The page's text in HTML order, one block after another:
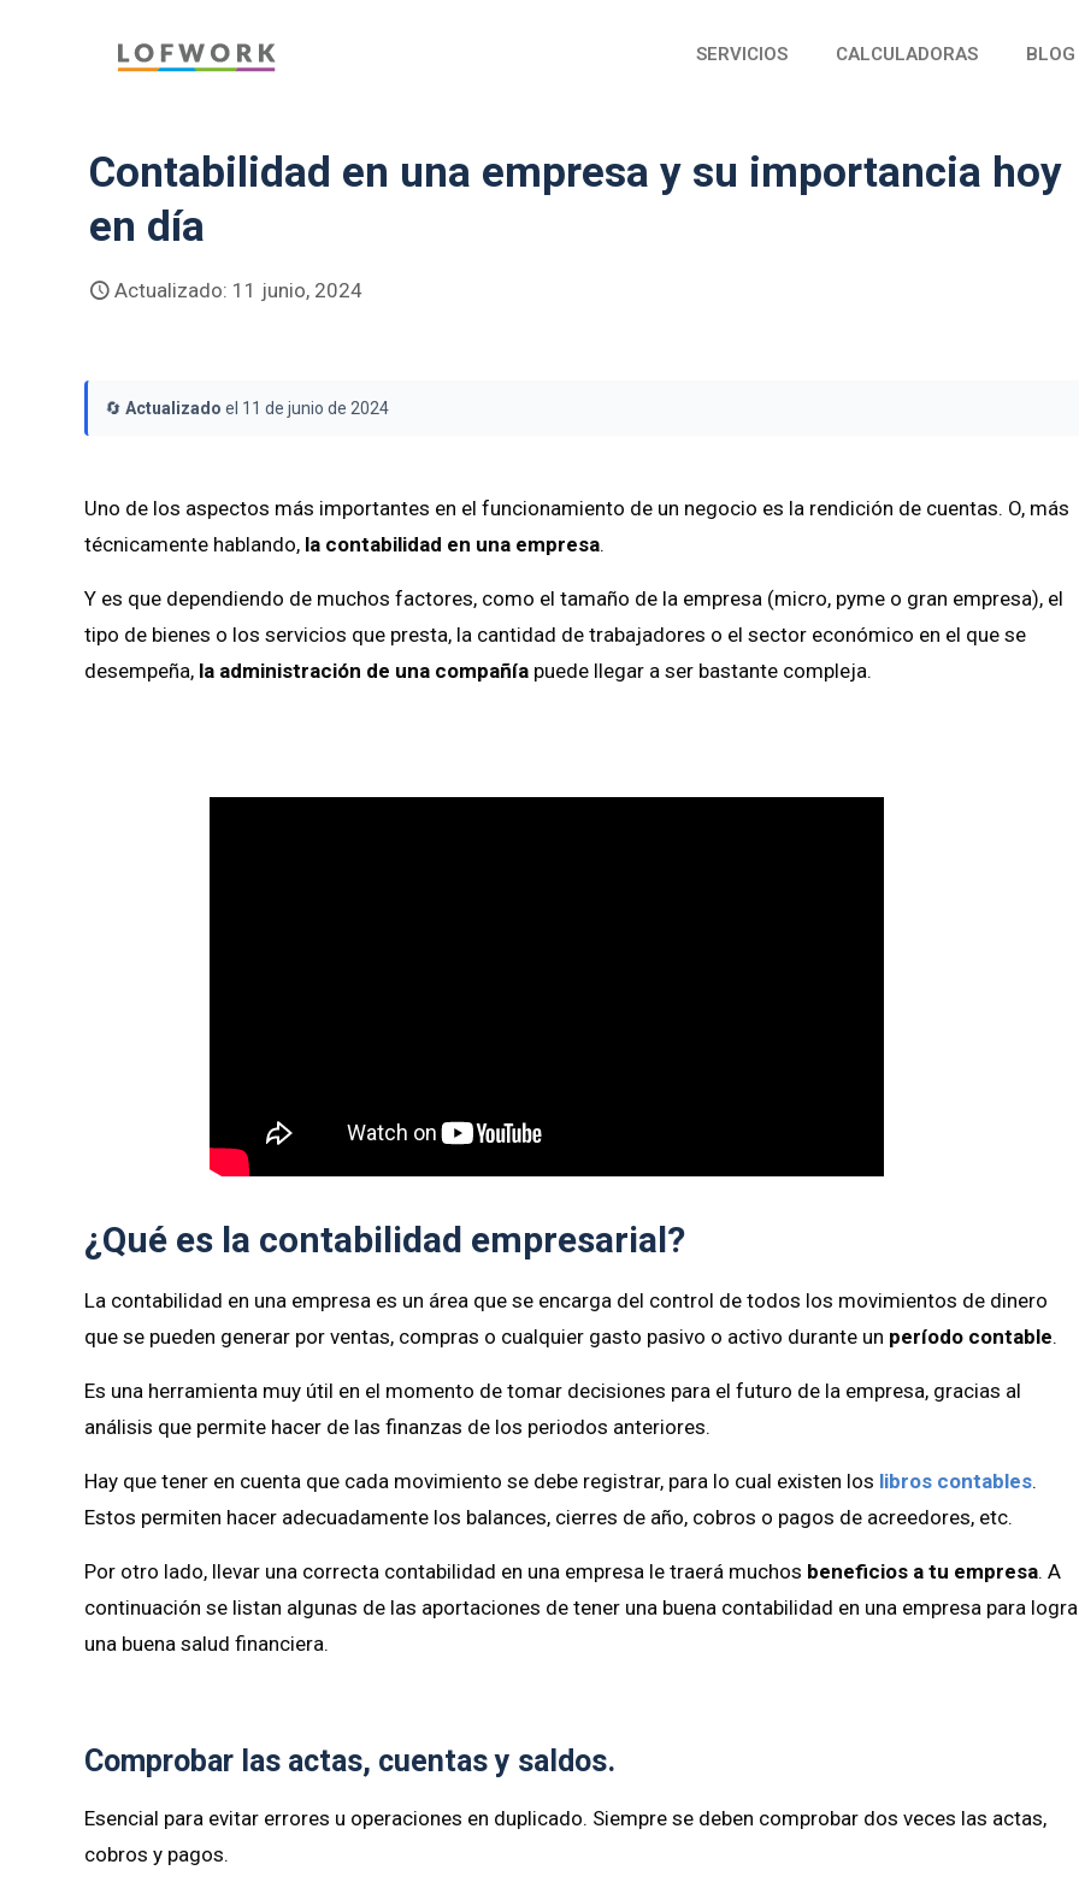
SERVICIOS CALCULADORAS BLOG
Contabilidad en una empresa y su importancia hoy
en día
Actualizado: 11 junio, 2024
🔄Actualizado el 11 de junio de 2024
Uno de los aspectos más importantes en el funcionamiento de un negocio es la rendición de cuentas. O, más
técnicamente hablando, la contabilidad en una empresa.
Y es que dependiendo de muchos factores, como el tamaño de la empresa (micro, pyme o gran empresa), el
tipo de bienes o los servicios que presta, la cantidad de trabajadores o el sector económico en el que se
desempeña, la administración de una compañía puede llegar a ser bastante compleja.
¿Qué es la contabilidad empresarial?
La contabilidad en una empresa es un área que se encarga del control de todos los movimientos de dinero
que se pueden generar por ventas, compras o cualquier gasto pasivo o activo durante un período contable.
Es una herramienta muy útil en el momento de tomar decisiones para el futuro de la empresa, gracias al
análisis que permite hacer de las finanzas de los periodos anteriores.
Hay que tener en cuenta que cada movimiento se debe registrar, para lo cual existen los libros contables.
Estos permiten hacer adecuadamente los balances, cierres de año, cobros o pagos de acreedores, etc.
Por otro lado, llevar una correcta contabilidad en una empresa le traerá muchos beneficios a tu empresa. A
continuación se listan algunas de las aportaciones de tener una buena contabilidad en una empresa para
una buena salud financiera.
Comprobar las actas, cuentas y saldos.
Esencial para evitar errores u operaciones en duplicado. Siempre se deben comprobar dos veces las actas,
cobros y pagos.